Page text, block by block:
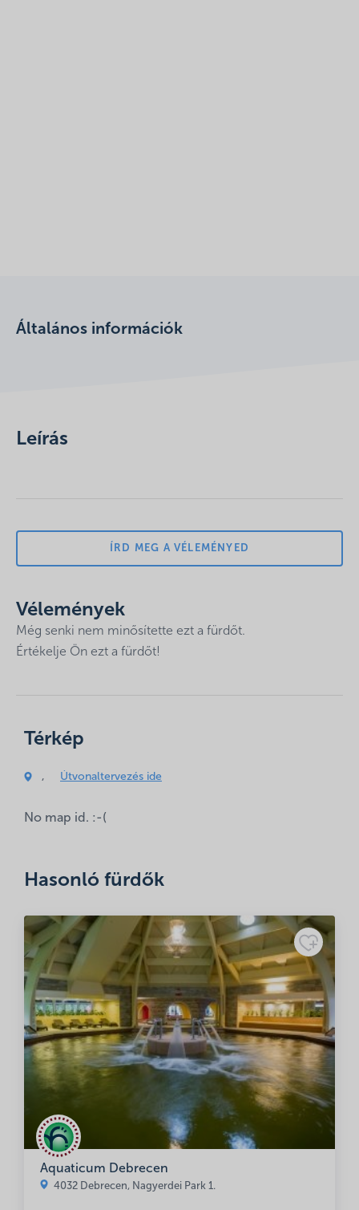
Általános információk
Leírás
ÍRD MEG A VÉLEMÉNYED
Vélemények
Még senki nem minősítette ezt a fürdőt.
Értékelje Ön ezt a fürdőt!
mezőket*karakterrel jelöltük
Hozzászólás*
Név*
E-mail cím*
A nevem, e-mail címem, és weboldalcímem mentése a
Térkép
, Útvonaltervezés ide
No map id. :-(
Hasonló fürdők
Aquaticum Debrecen
4032 Debrecen, Nagyerdei Park 1.